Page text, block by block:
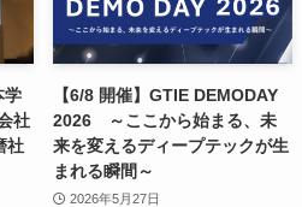
学
社
社
【6/8 開催】GTIE DEMODAY
2026 ～ここから始まる、未
来を変えるディープテックが生
まれる瞬間～
2026年5月27日